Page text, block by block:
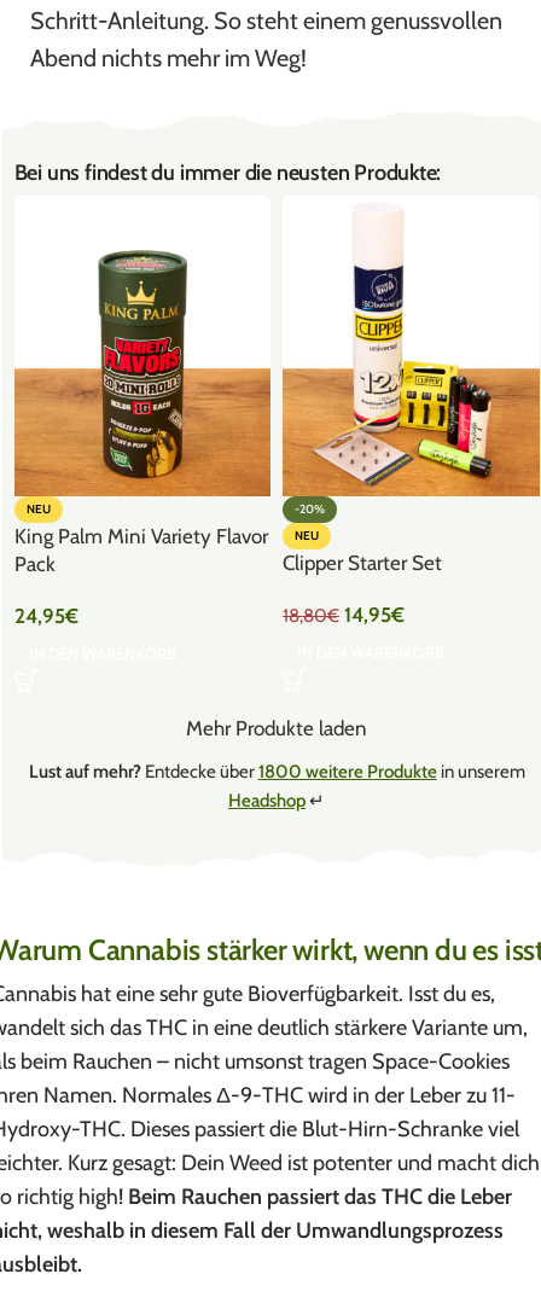
Schritt-Anleitung. So steht einem genussvollen
Abend nichts mehr im Weg!
Bei uns findest du immer die neusten Produkte:
NEU
King Palm Mini Variety Flavor
Pack
24,95€
-20%
NEU
Clipper Starter Set
18,80€ 14,95€
Mehr Produkte laden
Lust auf mehr?Entdecke über1800 weitere Produktein unserem
Headshop↵
Cannabis stärker wirkt, wenn du es
hat eine sehr gute Bioverfügbarkeit. Isst du es,
sich das THC in eine deutlich stärkere Variante um,
beim Rauchen – nicht umsonst tragen Space-Cookies
Namen. Normales Δ-9-THC wird in der Leber zu 11-
THC. Dieses passiert die Blut-Hirn-Schranke viel
Kurz gesagt: Dein Weed ist potenter und macht dich
richtig high! Beim Rauchen passiert das THC die Leber
weshalb in diesem Fall der Umwandlungsprozess